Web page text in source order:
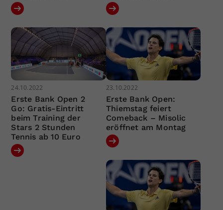
24.10.2022
Erste Bank Open 2
Go: Gratis-Eintritt
beim Training der
Stars 2 Stunden
Tennis ab 10 Euro
23.10.2022
Erste Bank Open:
Thiemstag feiert
Comeback – Misolic
eröffnet am Montag